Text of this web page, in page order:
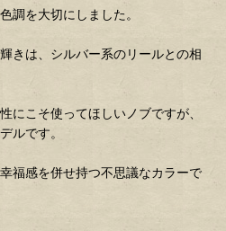
調を大切にしました。
きは、シルバー系のリールとの相
にこそ使ってほしいノブですが、
ルです。
福感を併せ持つ不思議なカラーで